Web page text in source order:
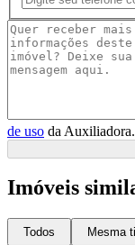
de uso da Auxiliadora.
Imóveis
Todos Mesma